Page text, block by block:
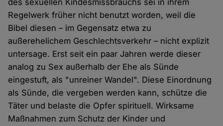
des sexuellen Kindesmissbrauchs sei in ihrem
Regelwerk früher nicht benutzt worden, weil die
Bibel diesen – im Gegensatz etwa zu
außerehelichem Geschlechtsverkehr – nicht explizit
untersage. Erst seit ein paar Jahren werde dieser
analog zu Sex außerhalb der Ehe als Sünde
eingestuft, als "unreiner Wandel". Diese Einordnung
als Sünde, die vergeben werden kann, schütze die
Täter und belaste die Opfer spirituell. Wirksame
Maßnahmen zum Schutz der Kinder und